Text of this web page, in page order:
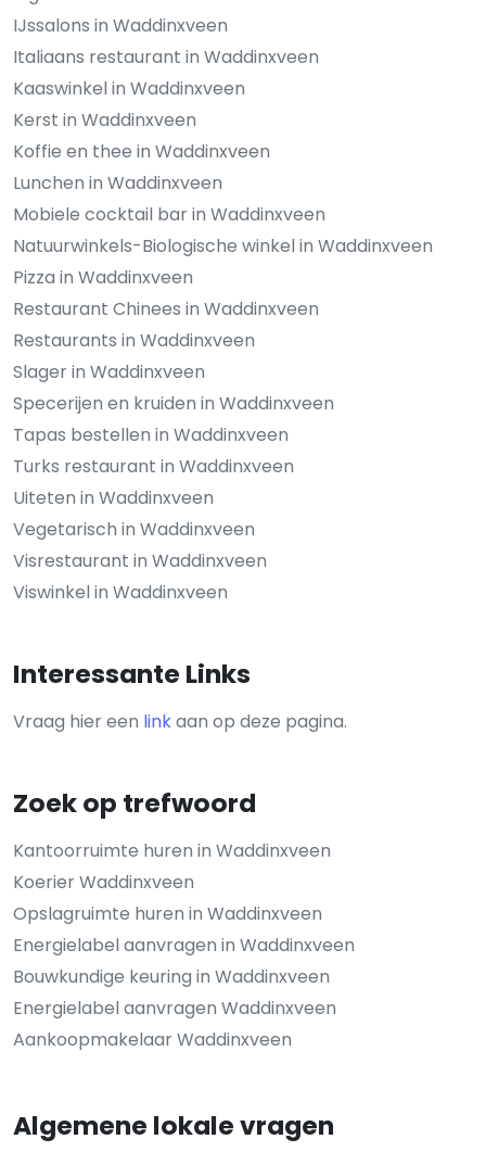
IJssalons in Waddinxveen
Italiaans restaurant in Waddinxveen
Kaaswinkel in Waddinxveen
Kerst in Waddinxveen
Koffie en thee in Waddinxveen
Lunchen in Waddinxveen
Mobiele cocktail bar in Waddinxveen
Natuurwinkels-Biologische winkel in Waddinxveen
Pizza in Waddinxveen
Restaurant Chinees in Waddinxveen
Restaurants in Waddinxveen
Slager in Waddinxveen
Specerijen en kruiden in Waddinxveen
Tapas bestellen in Waddinxveen
Turks restaurant in Waddinxveen
Uiteten in Waddinxveen
Vegetarisch in Waddinxveen
Visrestaurant in Waddinxveen
Viswinkel in Waddinxveen
Interessante Links
Vraag hier een linkaan op deze pagina.
Zoek op trefwoord
Kantoorruimte huren in Waddinxveen
Koerier Waddinxveen
Opslagruimte huren in Waddinxveen
Energielabel aanvragen in Waddinxveen
Bouwkundige keuring in Waddinxveen
Energielabel aanvragen Waddinxveen
Aankoopmakelaar Waddinxveen
Algemene lokale vragen